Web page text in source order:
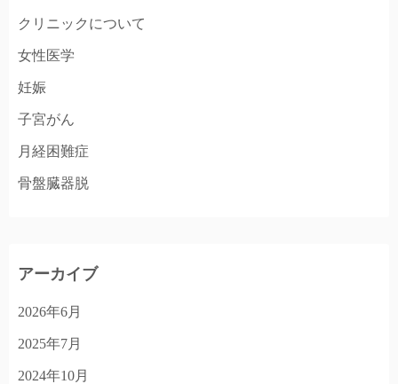
クリニックについて
女性医学
妊娠
子宮がん
月経困難症
骨盤臓器脱
アーカイブ
2026年6月
2025年7月
2024年10月